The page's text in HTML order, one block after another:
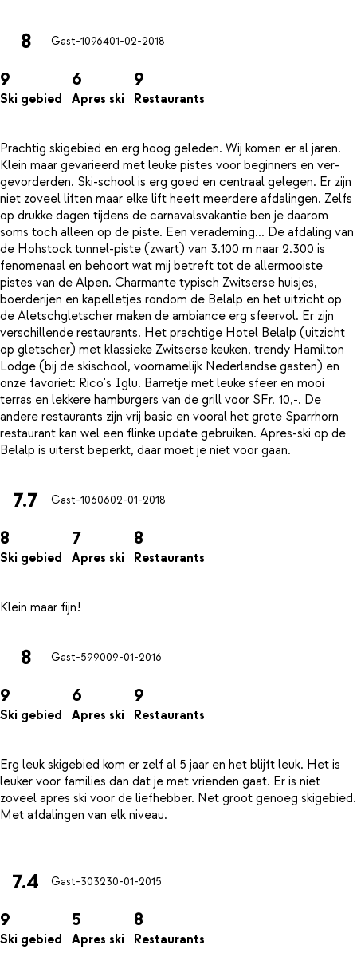
8 Gast-1096401-02-2018
9
Ski gebied
6
Apres ski
9
Restaurants
Prachtig skigebied en erg hoog geleden. Wij komen er al jaren.
Klein maar gevarieerd met leuke pistes voor beginners en ver-
gevorderden. Ski-school is erg goed en centraal gelegen. Er zijn
niet zoveel liften maar elke lift heeft meerdere afdalingen. Zelfs
op drukke dagen tijdens de carnavalsvakantie ben je daarom
soms toch alleen op de piste. Een verademing... De afdaling van
de Hohstock tunnel-piste (zwart) van 3.100 m naar 2.300 is
fenomenaal en behoort wat mij betreft tot de allermooiste
pistes van de Alpen. Charmante typisch Zwitserse huisjes,
boerderijen en kapelletjes rondom de Belalp en het uitzicht op
de Aletschgletscher maken de ambiance erg sfeervol. Er zijn
verschillende restaurants. Het prachtige Hotel Belalp (uitzicht
op gletscher) met klassieke Zwitserse keuken, trendy Hamilton
Lodge (bij de skischool, voornamelijk Nederlandse gasten) en
onze favoriet: Rico's Iglu. Barretje met leuke sfeer en mooi
terras en lekkere hamburgers van de grill voor SFr. 10,-. De
andere restaurants zijn vrij basic en vooral het grote Sparrhorn
restaurant kan wel een flinke update gebruiken. Apres-ski op de
7.7 Gast-1060602-01-2018
8
Ski gebied
7
Apres ski
8
Restaurants
8 Gast-599009-01-2016
9
Ski gebied
6
Apres ski
9
Restaurants
Erg leuk skigebied kom er zelf al 5 jaar en het blijft leuk. Het is
leuker voor families dan dat je met vrienden gaat. Er is niet
zoveel apres ski voor de liefhebber. Net groot genoeg skigebied.
Met afdalingen van elk niveau.
7.4 Gast-303230-01-2015
9
Ski gebied
5
Apres ski
8
Restaurants